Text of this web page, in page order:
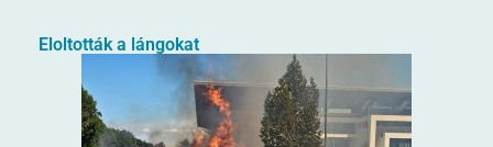
Eloltották a lángokat